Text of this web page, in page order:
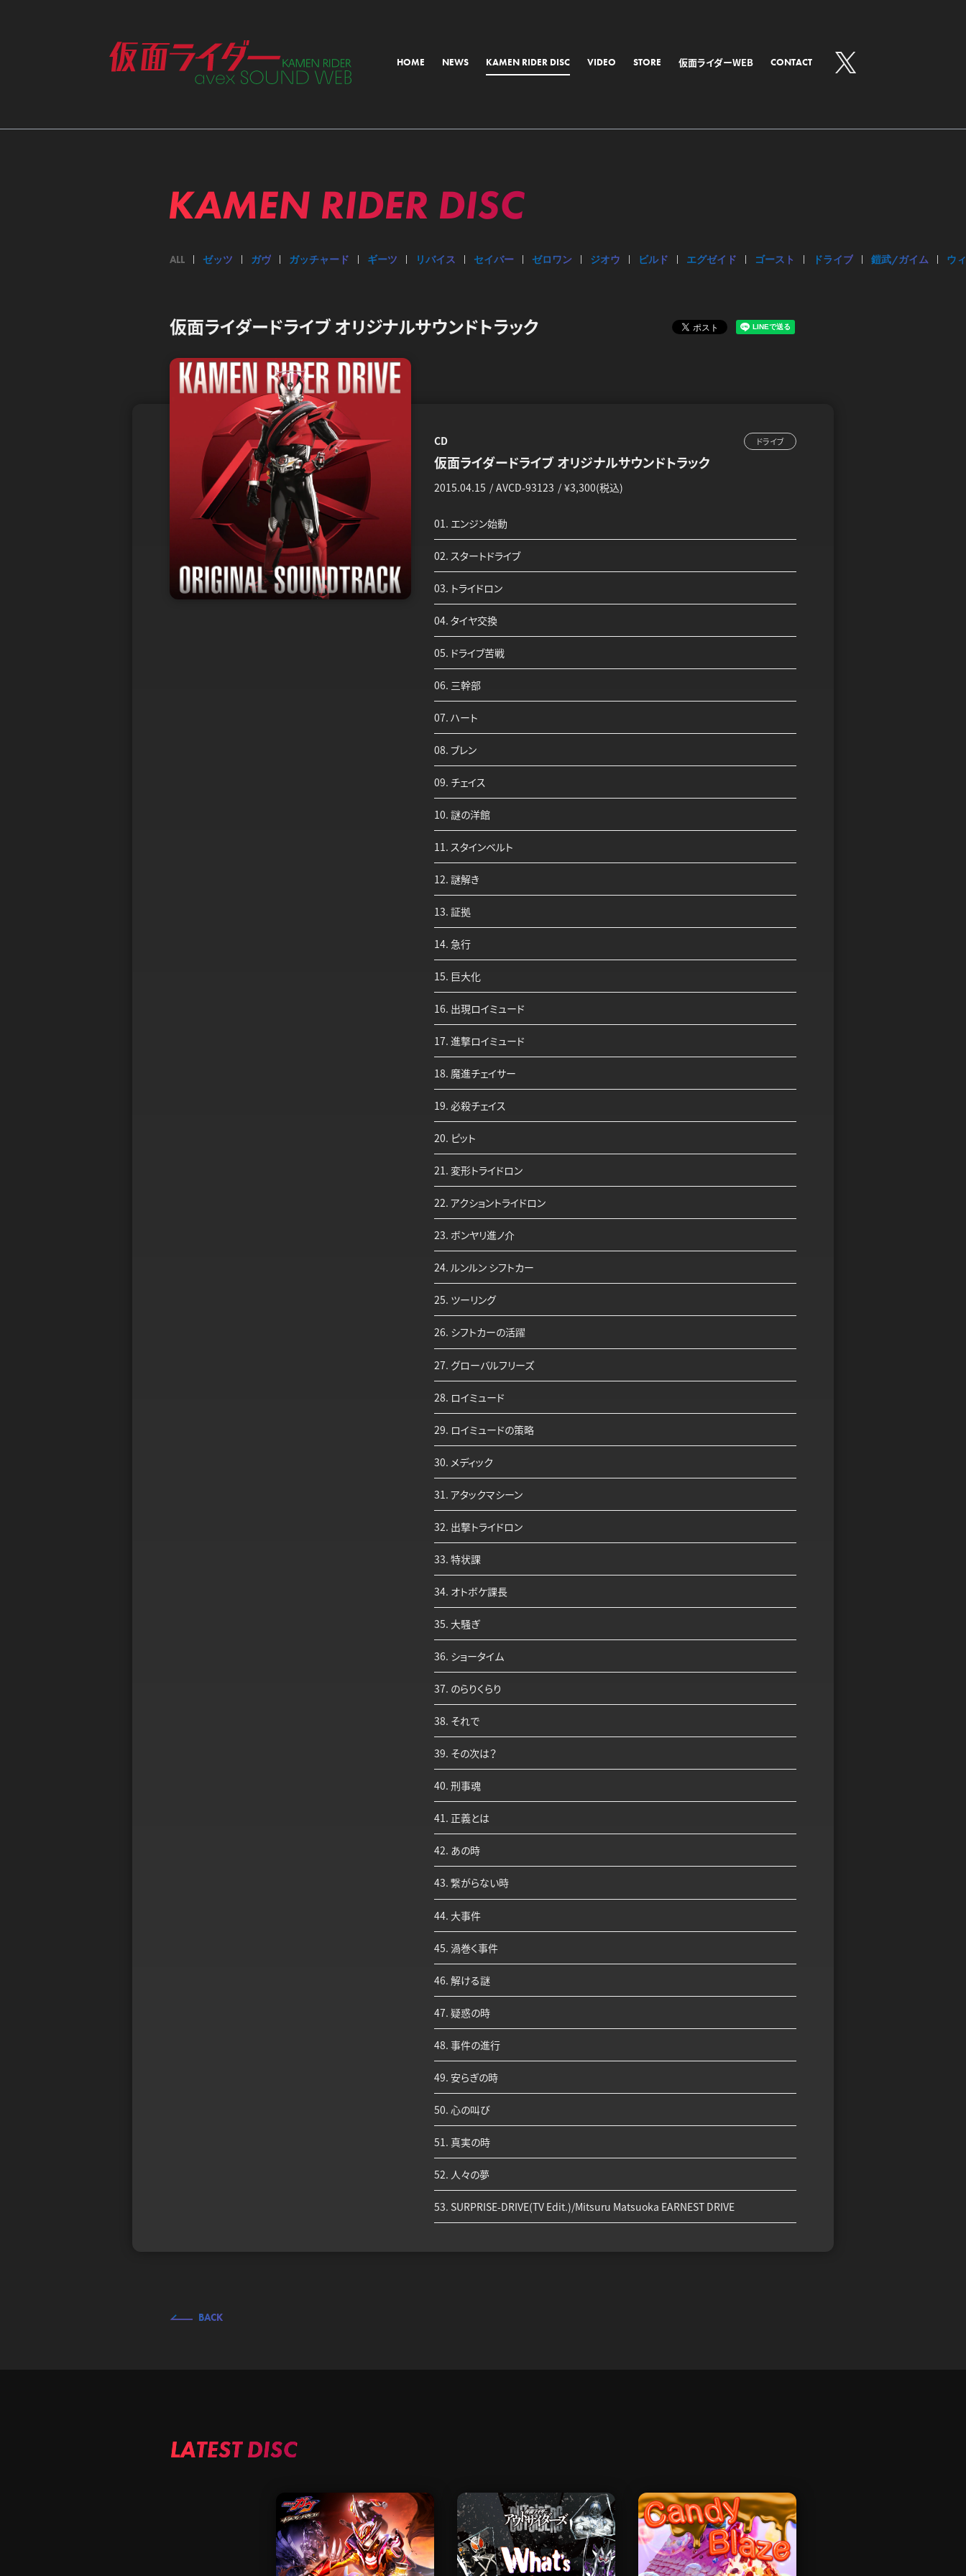
HOME NEWS KAMEN RIDER DISC
ALL
VIDEO STORE 仮面ライダーWEB CONTACT
KAMEN RIDER DISC
ALL ゼッツ ガヴ ガッチャード ギーツ リバイス セイバー ゼロワン ジオウ ビルド エグゼイド ゴースト ドライブ 鎧武/ガイム ウ
仮面ライダードライブ オリジナルサウンドトラック
ドライブ
CD
仮面ライダードライブ オリジナルサウンドトラック
2015.04.15 AVCD-93123 ¥3,300(税込)
01. エンジン始動
02. スタートドライブ
03. トライドロン
04. タイヤ交換
05. ドライブ苦戦
06. 三幹部
07. ハート
08. ブレン
09. チェイス
10. 謎の洋館
11. スタインベルト
12. 謎解き
13. 証拠
14. 急行
15. 巨大化
16. 出現ロイミュード
17. 進撃ロイミュード
18. 魔進チェイサー
19. 必殺チェイス
20. ピット
21. 変形トライドロン
22. アクショントライドロン
23. ボンヤリ進ノ介
24. ルンルン シフトカー
25. ツーリング
26. シフトカーの活躍
27. グローバルフリーズ
28. ロイミュード
29. ロイミュードの策略
30. メディック
31. アタックマシーン
32. 出撃トライドロン
33. 特状課
34. オトボケ課長
35. 大騒ぎ
36. ショータイム
37. のらりくらり
38. それで
39. その次は？
40. 刑事魂
41. 正義とは
42. あの時
43. 繋がらない時
44. 大事件
45. 渦巻く事件
46. 解ける謎
47. 疑惑の時
48. 事件の進行
49. 安らぎの時
50. 心の叫び
51. 真実の時
52. 人々の夢
53. SURPRISE-DRIVE(TV Edit.)/Mitsuru Matsuoka EARNEST DRIVE
BACK
LATEST DISC